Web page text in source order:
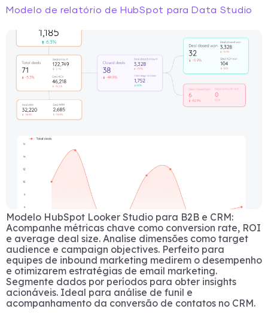
Modelo de relatório de HubSpot para Data Studio
Modelo HubSpot Looker Studio para B2B e CRM:
Acompanhe métricas chave como conversion rate, ROI
e average deal size. Analise dimensões como target
audience e campaign objectives. Perfeito para
equipes de inbound marketing medirem o desempenho
e otimizarem estratégias de email marketing.
Segmente dados por períodos para obter insights
acionáveis. Ideal para análise de funil e
acompanhamento da conversão de contatos no CRM.